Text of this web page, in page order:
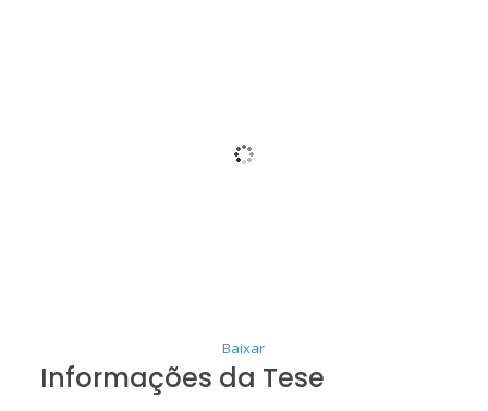
Baixar
Informações da Tese